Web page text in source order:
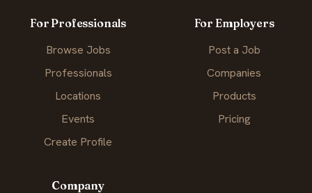
For Professionals
Browse Jobs
Professionals
Locations
Events
Create Profile
For Employers
Post a Job
Companies
Products
Pricing
Company